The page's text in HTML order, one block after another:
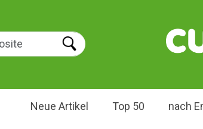
Neue Artikel Top 50 nach